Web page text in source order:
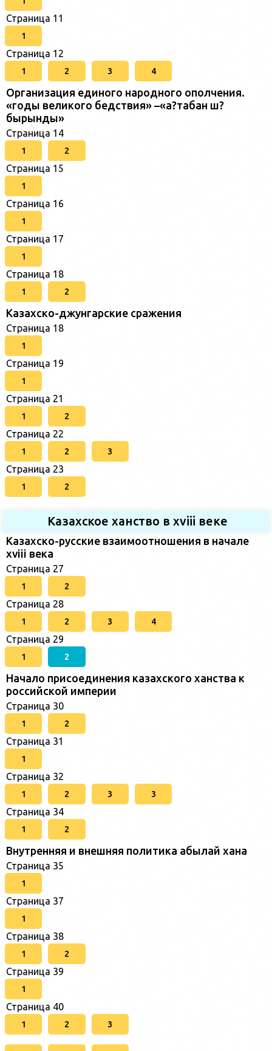
Страница 11
1
Страница 12
1 2 3 4
Организация единого народного ополчения.
«годы великого бедствия» –«а?табан ш?
бырынды»
Страница 14
1 2
Страница 15
1
Страница 16
1
Страница 17
1
Страница 18
1 2
Казахско-джунгарские сражения
Страница 18
1
Страница 19
1
Страница 21
1 2
Страница 22
1 2 3
Страница 23
1 2
Казахское ханство в хviii веке
Казахско-русские взаимоотношения в начале
xviii века
Страница 27
1 2
Страница 28
1 2 3 4
Страница 29
1 2
Начало присоединения казахского ханства к
российской империи
Страница 30
1 2
Страница 31
1
Страница 32
1 2 3 3
Страница 34
1 2
Внутренняя и внешняя политика абылай хана
Страница 35
1
Страница 37
1
Страница 38
1 2
Страница 39
1
Страница 40
1 2 3